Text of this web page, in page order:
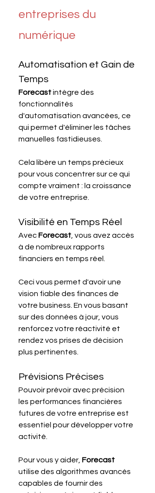
entreprises du
numérique
Automatisation et Gain de
Temps
Forecast intègre des
fonctionnalités
d'automatisation avancées, ce
qui permet d'éliminer les tâches
manuelles fastidieuses.
Cela libère un temps précieux
pour vous concentrer sur ce qui
compte vraiment : la croissance
de votre entreprise.
Visibilité en Temps Réel
Avec Forecast , vous avez accès
à de nombreux rapports
financiers en temps réel.
Ceci vous permet d'avoir une
vision fiable des finances de
votre business. En vous basant
sur des données à jour, vous
renforcez votre réactivité et
rendez vos prises de décision
plus pertinentes.
Prévisions Précises
Pouvoir prévoir avec précision
les performances financières
futures de votre entreprise est
essentiel pour développer votre
activité.
Pour vous y aider, Forecast
utilise des algorithmes avancés
capables de fournir des